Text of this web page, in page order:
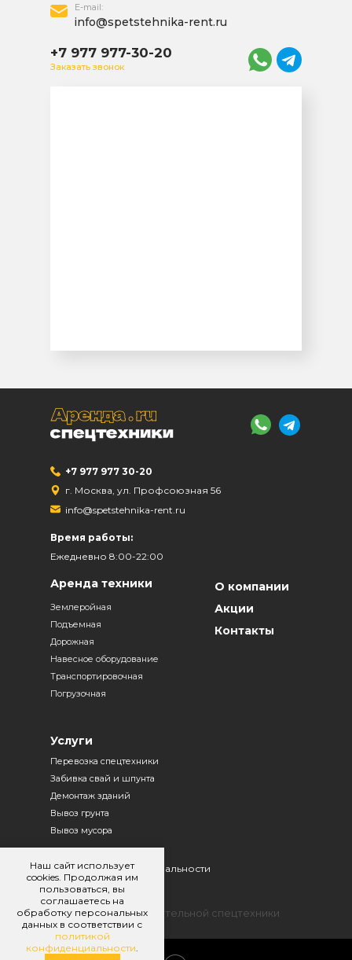
+7 977 977-30-20
Заказать звонок
E-mail:
info@spetstehnika-rent.ru
Услуги
О компании
Акции
Контакты
Аренда техники
Землеройная
Подъемная
Дорожная
Навесное оборудование
Транспортировочная
Погрузочная
Перевозка спецтехники
Забивка свай и шпунта
Демонтаж зданий
Вывоз грунта
Вывоз мусора
Политика конфиденциальности
Договор оферты
+7 977 977 30-20
г. Москва, ул. Профсоюзная 56
info@spetstehnika-rent.ru
Время работы:
Ежедневно 8:00-22:00
© 2025. Аренда строительной спецтехники
Наш сайт использует
cookies. Продолжая им
пользоваться, вы
соглашаетесь на
обработку персональных
данных в соответствии с
политикой
конфиденциальности.